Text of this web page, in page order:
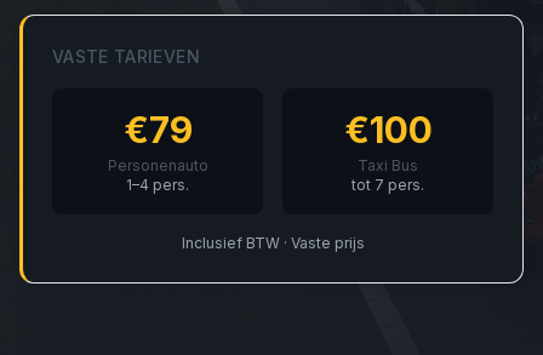
VASTE TARIEVEN
€79
Personenauto
1–4 pers.
€100
Taxi Bus
tot 7 pers.
Inclusief BTW · Vaste prijs